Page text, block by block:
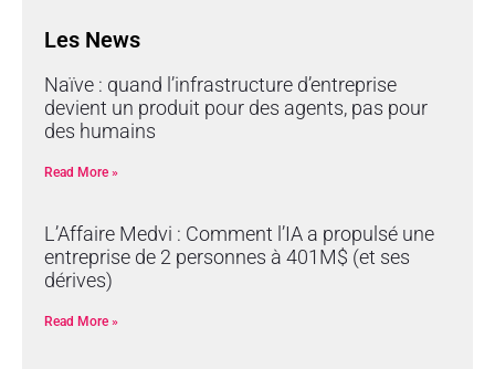
Les News
Naïve : quand l’infrastructure d’entreprise
devient un produit pour des agents, pas pour
des humains
Read More »
L’Affaire Medvi : Comment l’IA a propulsé une
entreprise de 2 personnes à 401M$ (et ses
dérives)
Read More »